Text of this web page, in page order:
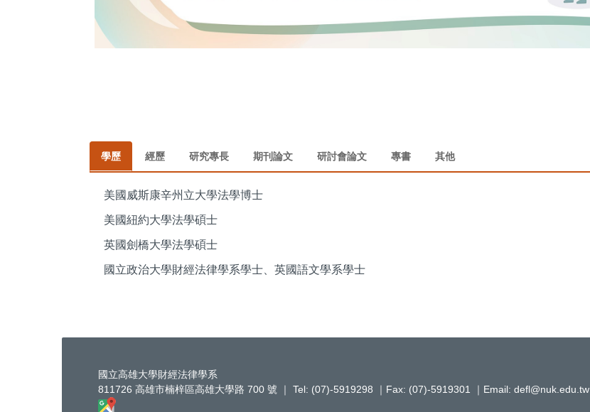
學歷 經歷 研究專長 期刊論文 研討會論文 專書 其他
美國威斯康辛州立大學法學博士
美國紐約大學法學碩士
英國劍橋大學法學碩士
國立政治大學財經法律學系學士、英國語文學系學士
國立高雄大學財經法律學系
811726 高雄市楠梓區高雄大學路 700 號 ｜ Tel: (07)-5919298 ｜Fax: (07)-5919301 ｜Email: defl@nuk.edu.tw